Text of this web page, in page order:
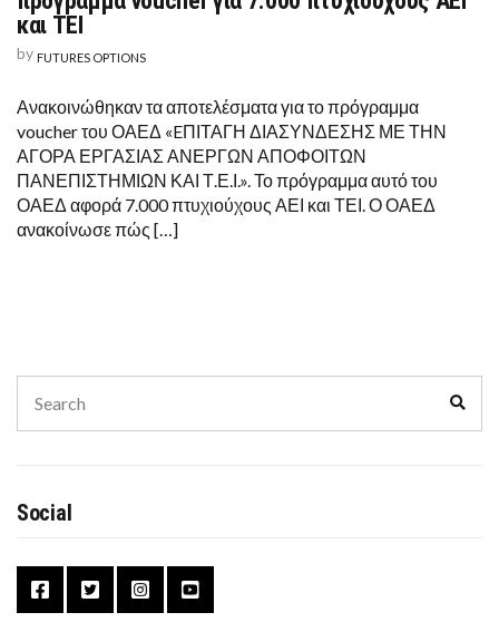
και ΤΕΙ
by FUTURES OPTIONS
Ανακοινώθηκαν τα αποτελέσματα για το πρόγραμμα
voucher του ΟΑΕΔ «EΠΙΤΑΓΗ ΔΙΑΣΥΝΔΕΣΗΣ ΜΕ ΤΗΝ
ΑΓΟΡΑ ΕΡΓΑΣΙΑΣ ΑΝΕΡΓΩΝ ΑΠΟΦΟΙΤΩΝ
ΠΑΝΕΠΙΣΤΗΜΙΩΝ ΚΑΙ Τ.Ε.Ι.». Το πρόγραμμα αυτό του
ΟΑΕΔ αφορά 7.000 πτυχιούχους ΑΕΙ και ΤΕΙ. Ο ΟΑΕΔ
ανακοίνωσε πώς […]
for:
Social